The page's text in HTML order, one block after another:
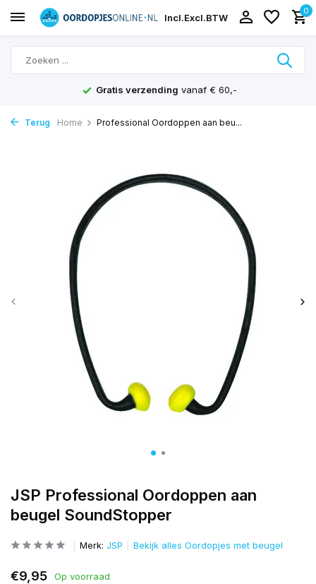
Incl.Excl.BTW
0
Gratis verzending vanaf € 60,-
Terug Home Professional Oordoppen aan beu...
JSP Professional Oordoppen aan
beugel SoundStopper
Merk: JSP Bekijk alles Oordopjes met beugel
€9,95 Op voorraad